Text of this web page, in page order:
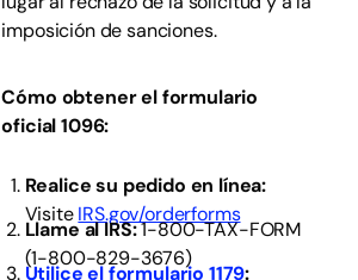
imposición de sanciones.
Cómo obtener el formulario
oficial 1096:
Realice su pedido en línea:
VisiteIRS.gov/orderforms
Llame al IRS:1-800-TAX-FORM
(1-800-829-3676)
Utilice el formulario 1179: